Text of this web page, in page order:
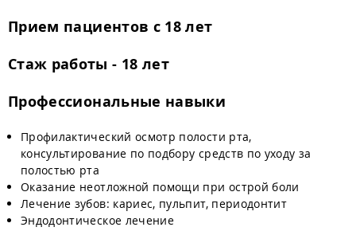
Прием пациентов с 18 лет
Стаж работы - 18 лет
Профессиональные навыки
Профилактический осмотр полости рта,
консультирование по подбору средств по уходу за
полостью рта
Оказание неотложной помощи при острой боли
Лечение зубов: кариес, пульпит, периодонтит
Эндодонтическое лечение